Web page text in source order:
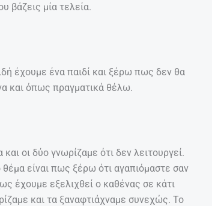
βάζεις μία τελεία.
έχουμε ένα παιδί και ξέρω πως δεν θα
και όπως πραγματικά θέλω.
οι δύο γνωρίζαμε ότι δεν λειτουργεί.
είναι πως ξέρω ότι αγαπιόμαστε σαν
έχουμε εξελιχθεί ο καθένας σε κάτι
και τα ξαναφτιάχναμε συνεχώς. Το